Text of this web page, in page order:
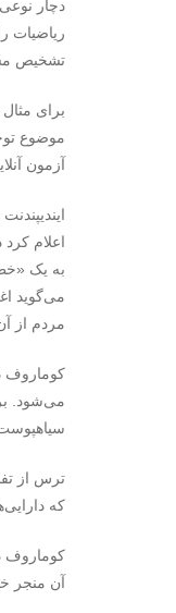
دچار
ریاضیات
تشخیص
برای
موضوع
آزمون
اعلام
به یک
می‌گوید
مردم از
کوماروف
می‌شود.
ترس از
که
کوماروف
آن منجر